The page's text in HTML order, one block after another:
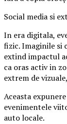
Social media si
In era digitala,
fizic. Imaginile si
extind impactul
ca oras activ in
extrem de
Aceasta
evenimentele
auto locale.